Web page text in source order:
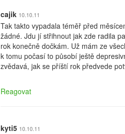
cajik 10.10.11
Tak takto vypadala téměř před
žádné. Jdu jí střihnout jak zde radila
rok konečně dočkám. Už mám ze
k tomu počasí to působí ještě
zvědavá, jak se příští rok předvede
Reagovat
kyti5 10.10.11